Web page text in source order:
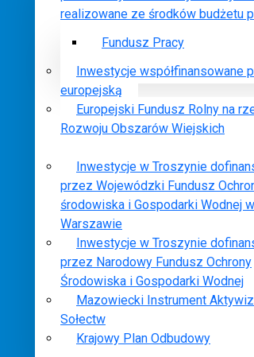
realizowane ze środków budżetu
Fundusz Pracy
Inwestycje współfinansowane
europejską
Europejski Fundusz Rolny na
Rozwoju Obszarów Wiejskich
Inwestycje w Troszynie
przez Wojewódzki Fundusz
środowiska i Gospodarki Wodnej w
Warszawie
Inwestycje w Troszynie
przez Narodowy Fundusz Ochrony
Środowiska i Gospodarki Wodnej
Mazowiecki Instrument
Sołectw
Krajowy Plan Odbudowy